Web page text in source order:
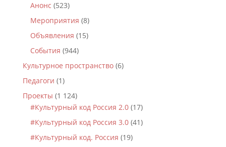
Анонс (523)
Мероприятия (8)
Объявления (15)
События (944)
Культурное пространство(6)
Педагоги (1)
Проекты (1 124)
#Культурный код Россия 2.0(17)
#Культурный код Россия 3.0(41)
#Культурный код. Россия (19)